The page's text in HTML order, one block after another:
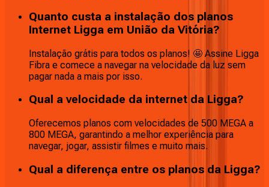
Quanto custa a instalação dos planos
Internet Ligga em União da Vitória?
Instalação grátis para todos os planos! 🤩 Assine Ligga
Fibra e comece a navegar na velocidade da luz sem
pagar nada a mais por isso.
Qual a velocidade da internet da Ligga?
Oferecemos planos com velocidades de 500 MEGA a
800 MEGA, garantindo a melhor experiência para
navegar, jogar, assistir filmes e muito mais.
Qual a diferença entre os planos da Ligga?